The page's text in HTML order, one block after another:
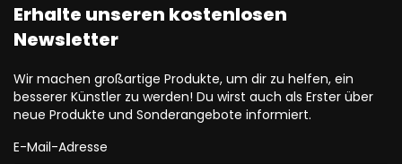
Erhalte unseren kostenlosen
Newsletter
Wir machen großartige Produkte, um dir zu helfen, ein
besserer Künstler zu werden! Du wirst auch als Erster über
neue Produkte und Sonderangebote informiert.
E-Mail-Adresse